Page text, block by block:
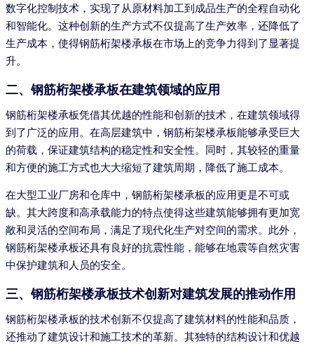
数字化控制技术，实现了从原材料加工到成品生产的全程自动化
和智能化。这种创新的生产方式不仅提高了生产效率，还降低了
生产成本，使得钢筋桁架楼承板在市场上的竞争力得到了显著提
升。
二、钢筋桁架楼承板在建筑领域的应用
钢筋桁架楼承板凭借其优越的性能和创新的技术，在建筑领域得
到了广泛的应用。在高层建筑中，钢筋桁架楼承板能够承受巨大
的荷载，保证建筑结构的稳定性和安全性。同时，其较轻的重量
和方便的施工方式也大大缩短了建筑周期，降低了施工成本。
在大型工业厂房和仓库中，钢筋桁架楼承板的应用更是不可或
缺。其大跨度和高承载能力的特点使得这些建筑能够拥有更加宽
敞和灵活的空间布局，满足了现代化生产对空间的需求。此外，
钢筋桁架楼承板还具有良好的抗震性能，能够在地震等自然灾害
中保护建筑和人员的安全。
三、钢筋桁架楼承板技术创新对建筑发展的推动作用
钢筋桁架楼承板的技术创新不仅提高了建筑材料的性能和品质，
还推动了建筑设计和施工技术的革新。其独特的结构设计和优越